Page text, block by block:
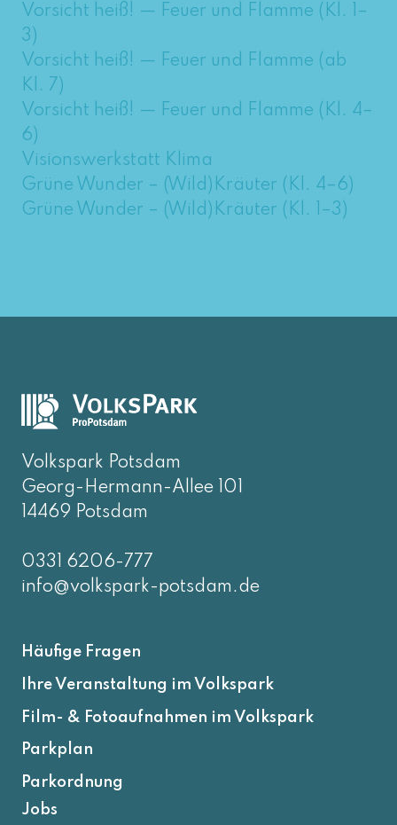
Vorsicht heiß! — Feuer und Flamme (Kl. 1–
3)
Vorsicht heiß! — Feuer und Flamme (ab
Kl. 7)
Vorsicht heiß! — Feuer und Flamme (Kl. 4–
6)
Visionswerkstatt Klima
Grüne Wunder – (Wild)Kräuter (Kl. 4–6)
Grüne Wunder – (Wild)Kräuter (Kl. 1–3)
Volkspark Potsdam
Georg-Hermann-Allee 101
14469 Potsdam
0331 6206-777
info@volkspark-potsdam.de
Häufige Fragen
Ihre Veranstaltung im Volkspark
Film- & Fotoaufnahmen im Volkspark
Parkplan
Parkordnung
Jobs